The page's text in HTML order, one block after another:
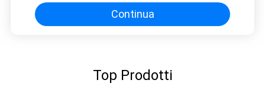
Continua
Top Prodotti